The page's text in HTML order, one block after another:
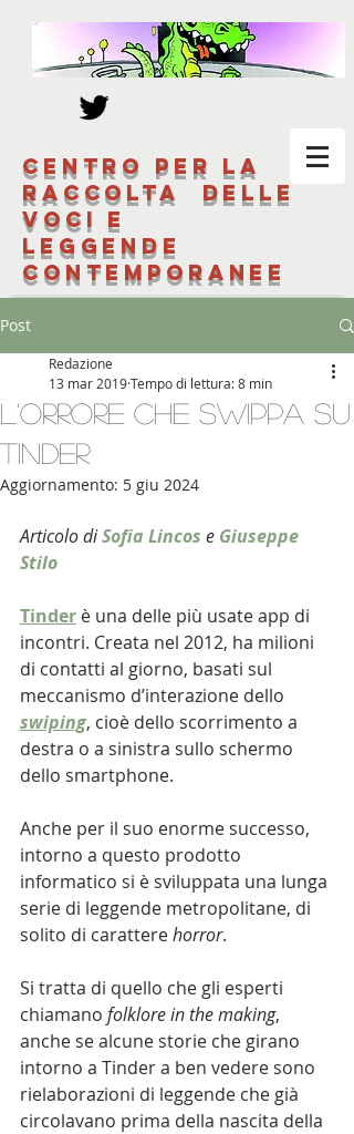
Centro per la
raccolta delle
voci e
leggende
contemporanee
Post
L'orrore che swippa su
Tinder
Redazione
13 mar 2019Tempo di lettura: 8 min
Aggiornamento: 5 giu 2024
Articolo di Sofia Lincos e Giuseppe
Stilo
Tinder è una delle più usate app di
incontri. Creata nel 2012, ha milioni
di contatti al giorno, basati sul
meccanismo d’interazione dello
swiping, cioè dello scorrimento a
destra o a sinistra sullo schermo
dello smartphone.
Anche per il suo enorme successo,
intorno a questo prodotto
informatico si è sviluppata una lunga
serie di leggende metropolitane, di
solito di carattere horror.
Si tratta di quello che gli esperti
chiamano folklore in the making,
anche se alcune storie che girano
intorno a Tinder a ben vedere sono
rielaborazioni di leggende che già
circolavano prima della nascita della